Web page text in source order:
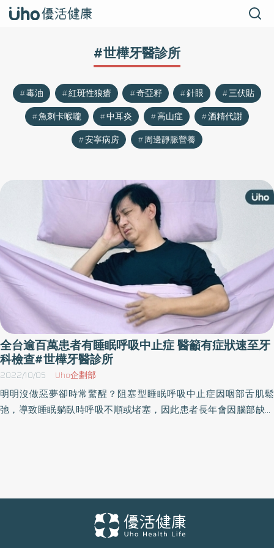
#世樺牙醫診所
毒油 紅斑性狼瘡 奇亞籽 針眼
三伏貼
魚刺卡喉嚨
中耳炎 高山症
酒精代謝
安寧病房
周邊靜脈營養
全台逾百萬患者有睡眠呼吸中止症 醫籲有症狀速至牙
科檢查#世樺牙醫診所
2022/10/05 Uho企劃部
明明沒做惡夢卻時常驚醒？阻塞型睡眠呼吸中止症因咽部舌肌鬆
弛，導致睡眠躺臥時呼吸不順或堵塞，因此患者長年會因腦部缺氧
而驚醒4-5次，白天精神不濟的狀況嚴重到無法與其他人正常社交，
就連假日也無法清醒著含飴弄孫。原本期待使用陽壓呼吸器能夠有